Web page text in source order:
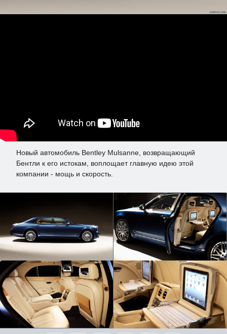
Новый автомобиль Bentley Mulsanne, возвращающий
Бентли к его истокам, воплощает главную идею этой
компании - мощь и скорость.